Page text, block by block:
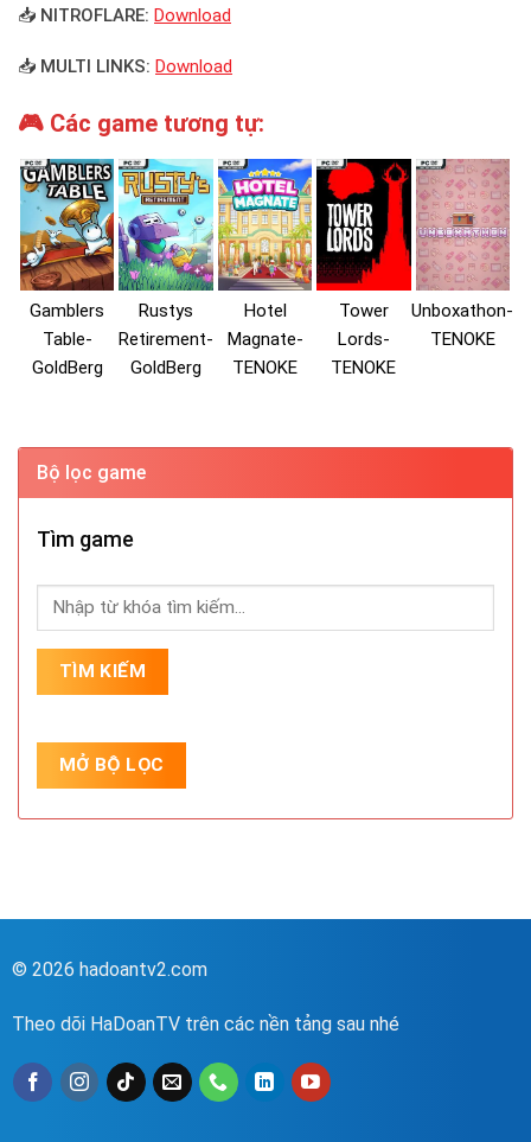
📥 NITROFLARE: Download
📥 MULTI LINKS: Download
🎮 Các game tương tự:
Gamblers
Table-
GoldBerg
Rustys
Retirement-
GoldBerg
Hotel
Magnate-
TENOKE
Tower
Lords-
TENOKE
Unboxathon-
TENOKE
Bộ lọc game
Tìm game
© 2026 hadoantv2.com
Theo dõi HaDoanTV trên các nền tảng sau nhé